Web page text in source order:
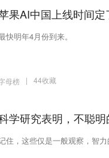
果AI中国上线时间定
快明年4月份到来。
母榜 | 44收藏
学研究表明，不聪
住，这些仅是一般观察，智